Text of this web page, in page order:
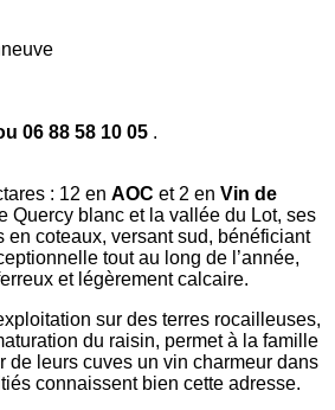
06 88 58 10 05 .
: 12 en AOC et 2 en Vin de
Quercy blanc et la vallée du Lot, ses
en coteaux, versant sud, bénéficiant
tout au long de l’année,
et légèrement calcaire.
sur des terres rocailleuses,
du raisin, permet à la famille
de leurs cuves un vin charmeur dans
connaissent bien cette adresse.